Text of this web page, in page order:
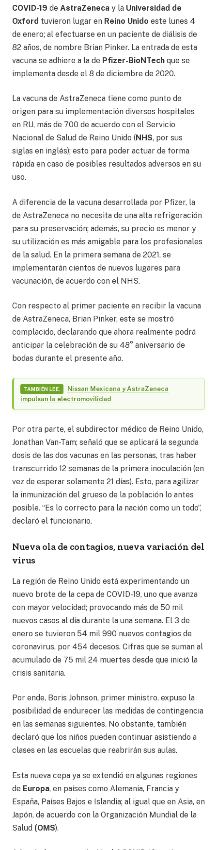
COVID-19 de AstraZeneca y la Universidad de
Oxford tuvieron lugar en Reino Unido este lunes 4
de enero; al efectuarse en un paciente de diálisis de
82 años, de nombre Brian Pinker. La entrada de esta
vacuna se adhiere a la de Pfizer-BioNTech que se
implementa desde el 8 de diciembre de 2020.
La vacuna de AstraZeneca tiene como punto de
origen para su implementación diversos hospitales
en RU, más de 700 de acuerdo con el Servicio
Nacional de Salud de Reino Unido (NHS, por sus
siglas en inglés); esto para poder actuar de forma
rápida en caso de posibles resultados adversos en su
uso.
A diferencia de la vacuna desarrollada por Pfizer, la
de AstraZeneca no necesita de una alta refrigeración
para su preservación; además, su precio es menor y
su utilización es más amigable para los profesionales
de la salud. En la primera semana de 2021, se
implementarán cientos de nuevos lugares para
vacunación, de acuerdo con el NHS.
Con respecto al primer paciente en recibir la vacuna
de AstraZeneca, Brian Pinker, este se mostró
complacido, declarando que ahora realmente podrá
anticipar la celebración de su 48° aniversario de
bodas durante el presente año.
TAMBIÉN LEE.
Nissan Mexicana y AstraZeneca
impulsan la electromovilidad
Por otra parte, el subdirector médico de Reino Unido,
Jonathan Van-Tam; señaló que se aplicará la segunda
dosis de las dos vacunas en las personas, tras haber
transcurrido 12 semanas de la primera inoculación (en
vez de esperar solamente 21 días). Esto, para agilizar
la inmunización del grueso de la población lo antes
posible. “Es lo correcto para la nación como un todo”,
declaró el funcionario.
Nueva ola de contagios, nueva variación del
virus
La región de Reino Unido está experimentando un
nuevo brote de la cepa de COVID-19, uno que avanza
con mayor velocidad; provocando más de 50 mil
nuevos casos al día durante la una semana. El 3 de
enero se tuvieron 54 mil 990 nuevos contagios de
coronavirus, por 454 decesos. Cifras que se suman al
acumulado de 75 mil 24 muertes desde que inició la
crisis sanitaria.
Por ende, Boris Johnson, primer ministro, expuso la
posibilidad de endurecer las medidas de contingencia
en las semanas siguientes. No obstante, también
declaró que los niños pueden continuar asistiendo a
clases en las escuelas que reabrirán sus aulas.
Esta nueva cepa ya se extendió en algunas regiones
de Europa, en países como Alemania, Francia y
España, Países Bajos e Islandia; al igual que en Asia, en
Japón, de acuerdo con la Organización Mundial de la
Salud (OMS).